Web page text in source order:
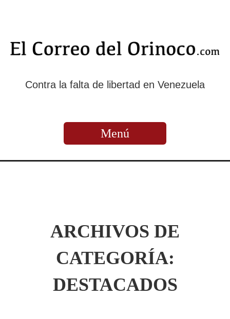
Contra la falta de libertad en Venezuela
Menú
ARCHIVOS DE
CATEGORÍA:
DESTACADOS